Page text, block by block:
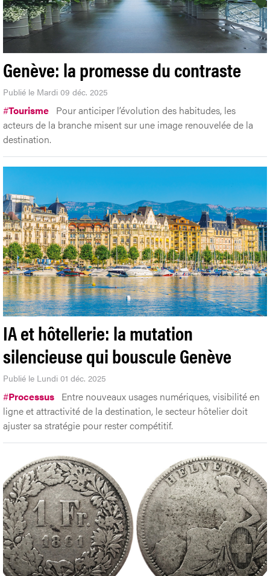
Genève: la promesse du contraste
Publié le Mardi 09 déc. 2025
#Tourisme Pour anticiper l’évolution des habitudes, les
acteurs de la branche misent sur une image renouvelée de la
destination.
IA et hôtellerie: la mutation
silencieuse qui bouscule Genève
Publié le Lundi 01 déc. 2025
#Processus Entre nouveaux usages numériques, visibilité en
ligne et attractivité de la destination, le secteur hôtelier doit
ajuster sa stratégie pour rester compétitif.